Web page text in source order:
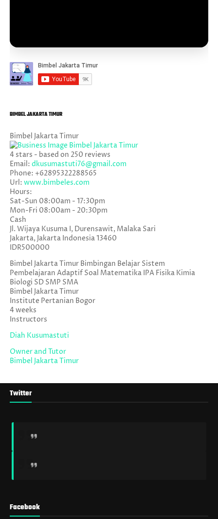
BIMBEL JAKARTA TIMUR
Bimbel Jakarta Timur
4 stars - based on 250 reviews
Email: dkusumastuti76@gmail.com
Phone: +62895322288565
Url: www.bimbeles.com
Hours:
Sat-Sun 08:00am - 17:30pm
Mon-Fri 08:00am - 20:30pm
Cash
Jl. Wijaya Kusuma I, Durensawit, Malaka Sari
Jakarta, Jakarta Indonesia13460
IDR500000
Bimbel Jakarta Timur Bimbingan Belajar Sistem
Pembelajaran Adaptif Soal Matematika IPA Fisika Kimia
Biologi SD SMP SMA
Bimbel Jakarta Timur
Institute Pertanian Bogor
4 weeks
Instructors
Diah Kusumastuti
Owner and Tutor
Bimbel Jakarta Timur
Twitter
Facebook